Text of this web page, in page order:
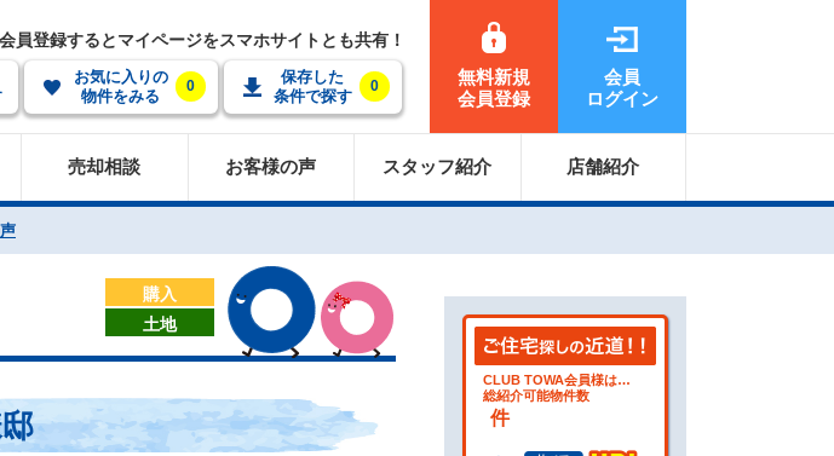
員登録するとマイページをスマホサイトとも共有！
お気に入りの
物件をみる
0
保存した
条件で探す
0
無料新規
会員登録
会員
ログイン
売却相談 お客様の声 スタッフ紹介 店舗紹介
購入
土地
CLUB TOWA会員様は…
総紹介可能物件数
件